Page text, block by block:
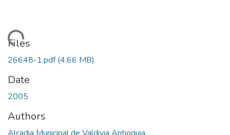
Loading...
Files
26648-1.pdf(4.66 MB)
Date
2005
Authors